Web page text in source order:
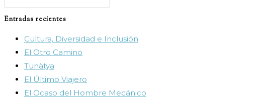
el
Entradas recientes
Cultura, Diversidad e Inclusión
El Otro Camino
Tunàtya
El Último Viajero
El Ocaso del Hombre Mecánico